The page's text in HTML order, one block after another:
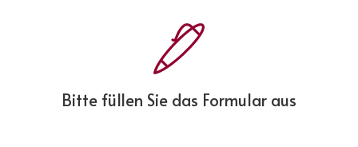
Bitte füllen Sie das Formular aus